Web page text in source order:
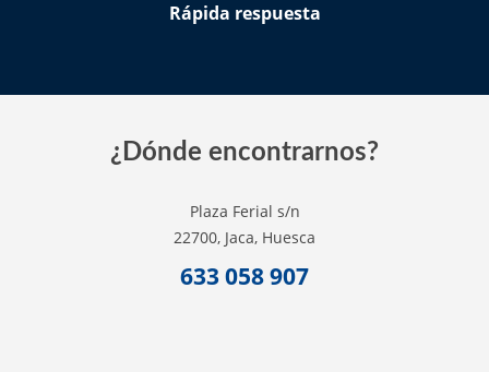
Rápida respuesta
¿Dónde encontrarnos?
Plaza Ferial s/n
22700, Jaca, Huesca
633 058 907